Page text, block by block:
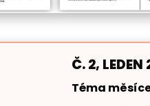
Č. 2, LEDEN
Téma